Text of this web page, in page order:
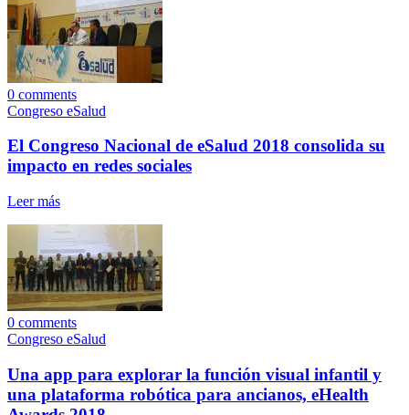
0 comments
Congreso eSalud
El Congreso Nacional de eSalud 2018 consolida su
impacto en redes sociales
Leer más
0 comments
Congreso eSalud
Una app para explorar la función visual infantil y
una plataforma robótica para ancianos, eHealth